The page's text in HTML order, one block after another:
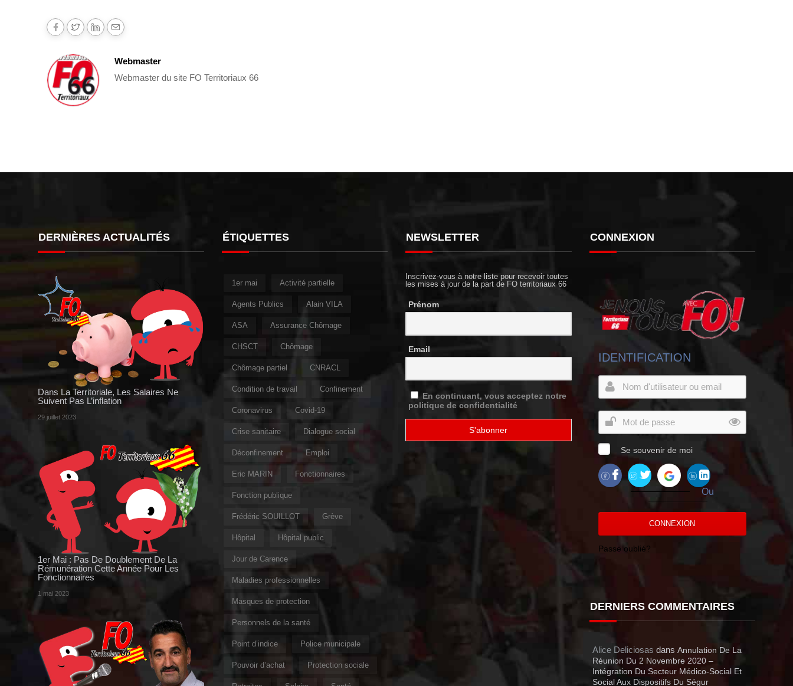
Webmaster
Webmaster du site FO Territoriaux 66
DERNIÈRES ACTUALITÉS
Dans La Territoriale, Les Salaires Ne
Suivent Pas L’inflation
29 juillet 2023
1er Mai : Pas De Doublement De La
Rémunération Cette Année Pour Les
Fonctionnaires
1 mai 2023
ÉTIQUETTES
1er mai Activité partielle
Agents Publics Alain VILA
ASA Assurance Chômage
CHSCT Chômage
Chômage partiel CNRACL
Condition de travail Confinement
Coronavirus Covid-19
Crise sanitaire Dialogue social
Déconfinement Emploi
Eric MARIN Fonctionnaires
Fonction publique
Frédéric SOUILLOT Grève
Hôpital Hôpital public
Jour de Carence
Maladies professionnelles
Masques de protection
Personnels de la santé
Point d’indice Police municipale
Pouvoir d’achat Protection sociale
NEWSLETTER
Inscrivez-vous à notre liste pour recevoir toutes
les mises à jour de la part de FO territoriaux 66
Prénom
Email
En continuant, vous acceptez notre
politique de confidentialité
CONNEXION
IDENTIFICATION
Se souvenir de moi
Ou
CONNEXION
Passe oublié?
DERNIERS COMMENTAIRES
Alice Deliciosas dans Annulation De La
Réunion Du 2 Novembre 2020 –
Intégration Du Secteur Médico-Social Et
Social Aux Dispositifs Du Ségur